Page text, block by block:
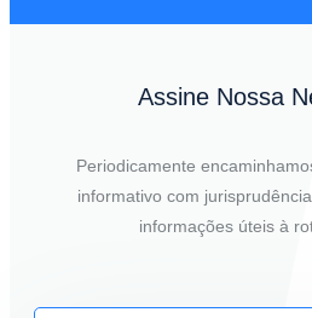
Assine Nossa
Periodicamente
informativo com
informações úteis à